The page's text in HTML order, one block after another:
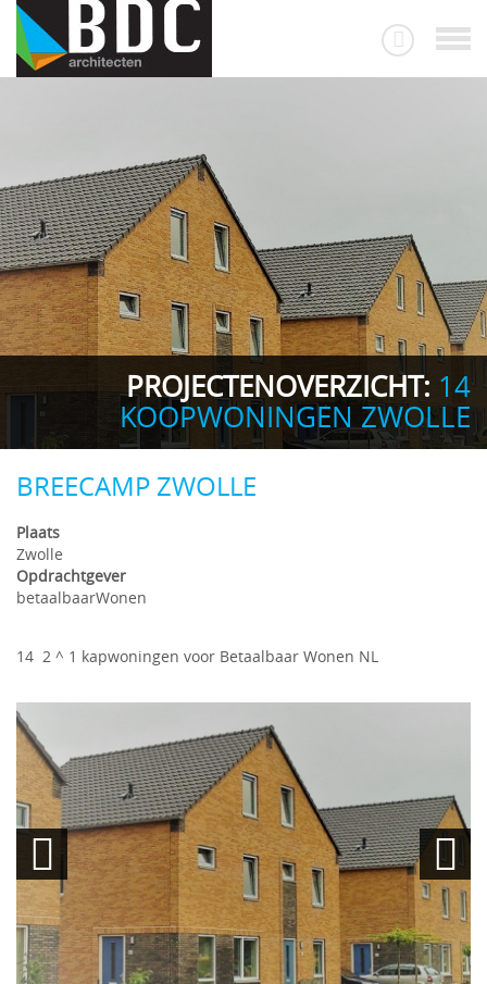
PROJECTENOVERZICHT: 14
KOOPWONINGEN ZWOLLE
BREECAMP ZWOLLE
Plaats
Zwolle
Opdrachtgever
betaalbaarWonen
14 2 ^ 1 kapwoningen voor Betaalbaar Wonen NL